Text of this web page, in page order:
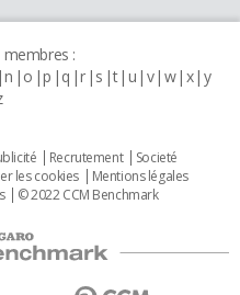
:
n o p q r s t u v w x y
Recrutement
Societé
les cookies
Mentions légales
© 2022 CCM Benchmark